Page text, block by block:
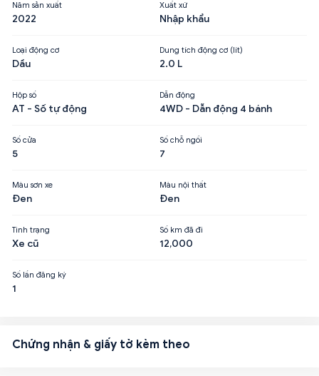
Năm sản xuất
2022
Xuất xứ
Nhập khẩu
Loại động cơ
Dầu
Dung tích động cơ (lít)
2.0 L
Hộp số
AT - Số tự động
Dẫn động
4WD - Dẫn động 4 bánh
Số cửa
5
Số chỗ ngồi
7
Màu sơn xe
Đen
Màu nội thất
Đen
Tình trạng
Xe cũ
Số km đã đi
12,000
Số lần đăng ký
1
Chứng nhận & giấy tờ kèm theo